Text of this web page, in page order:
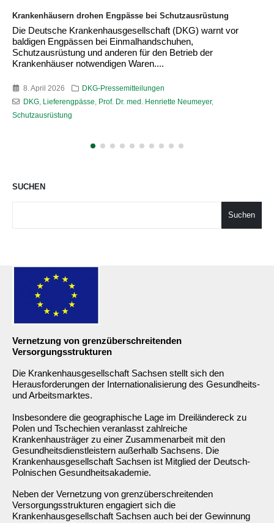
Krankenhäuser fordern Einführung einer Zuckersteuer
Die Deutsche Krankenhausgesellschaft (DKG) fordert die
Bundesregierung auf, die Vorschläge der Finanzkommission
Gesundheit zur Stabilisierung der GKV-Mittel zur Einführung
einer...
7. April 2026
DKG-Pressemitteilungen
DKG GKV,Prof. Dr. med. Henriette Neumeyer,Zuckersteuer
Suchen
Versorgungsstrukturen
Herausforderungen der Internationalisierung des Gesundheits-
und Arbeitsmarktes.
Polen und Tschechien veranlasst zahlreiche
Krankenhausträger zu einer Zusammenarbeit mit den
Gesundheitsdienstleistern außerhalb Sachsens. Die
Krankenhausgesellschaft Sachsen ist Mitglied der Deutsch-
Polnischen Gesundheitsakademie.
Versorgungsstrukturen engagiert sich die
Krankenhausgesellschaft Sachsen auch bei der Gewinnung
von ärztlichen Fachpersonal im In- und Ausland.